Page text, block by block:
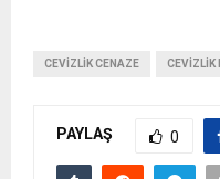
CEVIZLIK CENAZE CEVIZLIK
PAYLAŞ 0